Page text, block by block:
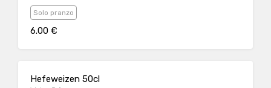
Solo pranzo
6.00 €
Hefeweizen 50cl